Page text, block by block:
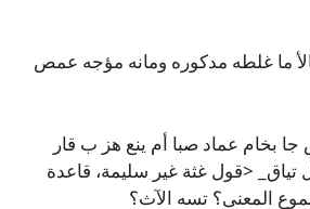
ما غلطه مدكوره ومانه مؤجه عمص
بخام عماد صبا أم ينع هز ب قار
تياق_ <قول غثة غير سليمة، قاعدة
المعنى؟ تسه الآث؟